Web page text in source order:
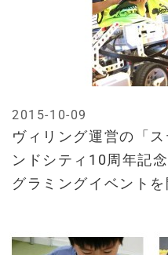
ヴィリング運営の「
ンドシティ10周年記
グラミングイベントを
2015-10-09